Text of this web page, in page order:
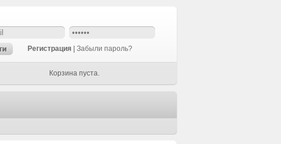
Регистрация Забыли пароль?
Корзина пуста.